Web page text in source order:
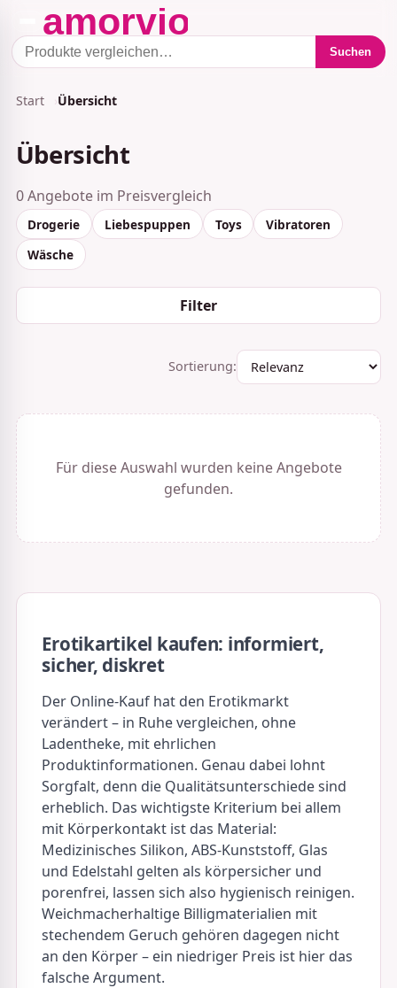
Suchen
Start Übersicht
Übersicht
0 Angebote im Preisvergleich
Drogerie Liebespuppen Toys
Vibratoren
Wäsche
Filter
Sortierung:
Für diese Auswahl wurden keine Angebote
gefunden.
Erotikartikel kaufen: informiert,
sicher, diskret
Der Online-Kauf hat den Erotikmarkt
verändert – in Ruhe vergleichen, ohne
Ladentheke, mit ehrlichen
Produktinformationen. Genau dabei lohnt
Sorgfalt, denn die Qualitätsunterschiede sind
erheblich. Das wichtigste Kriterium bei allem
mit Körperkontakt ist das Material:
Medizinisches Silikon, ABS-Kunststoff, Glas
und Edelstahl gelten als körpersicher und
porenfrei, lassen sich also hygienisch reinigen.
Weichmacherhaltige Billigmaterialien mit
stechendem Geruch gehören dagegen nicht
an den Körper – ein niedriger Preis ist hier das
falsche Argument.